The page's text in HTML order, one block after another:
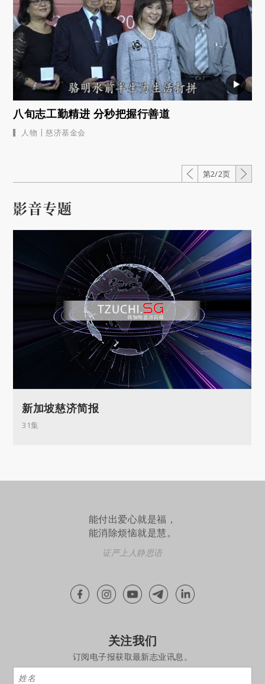
八旬志工勤精进 分秒把握行善道
人物 | 慈济基金会
第2/2页
影音专题
新加坡慈济简报
31集
能付出爱心就是福，
能消除烦恼就是慧。
证严上人静思语
关注我们
订阅电子报获取最新志业讯息。